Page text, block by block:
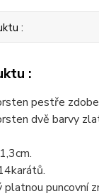
:
:
pestře
dvě barvy
platnou puncovní